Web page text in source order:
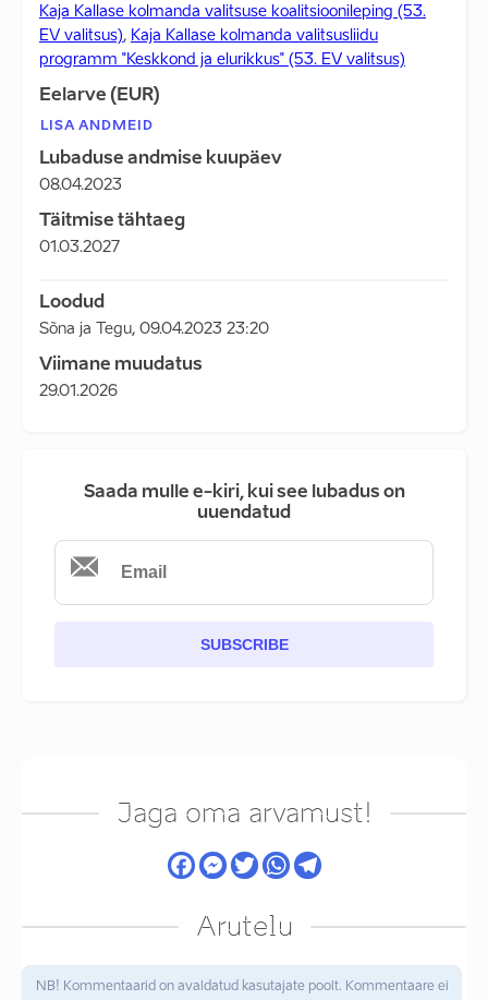
Kaja Kallase kolmanda valitsuse koalitsioonileping (53.
EV valitsus), Kaja Kallase kolmanda valitsusliidu
programm "Keskkond ja elurikkus" (53. EV valitsus)
Eelarve (EUR)
LISA ANDMEID
Lubaduse andmise kuupäev
08.04.2023
Täitmise tähtaeg
01.03.2027
Loodud
Sõna ja Tegu, 09.04.2023 23:20
Viimane muudatus
29.01.2026
Saada mulle e-kiri, kui see lubadus on
uuendatud
SUBSCRIBE
Jaga oma arvamust!
Arutelu
NB! Kommentaarid on avaldatud kasutajate poolt. Kommentaare ei